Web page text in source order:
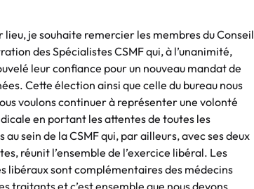
lieu, je souhaite remercier les membres du Conseil
des Spécialistes CSMF qui, à l’unanimité,
leur confiance pour un nouveau mandat de
Cette élection ainsi que celle du bureau nous
voulons continuer à représenter une volonté
en portant les attentes de toutes les
sein de la CSMF qui, par ailleurs, avec ses deux
réunit l’ensemble de l’exercice libéral. Les
libéraux sont complémentaires des médecins
traitants et c’est ensemble que nous devons